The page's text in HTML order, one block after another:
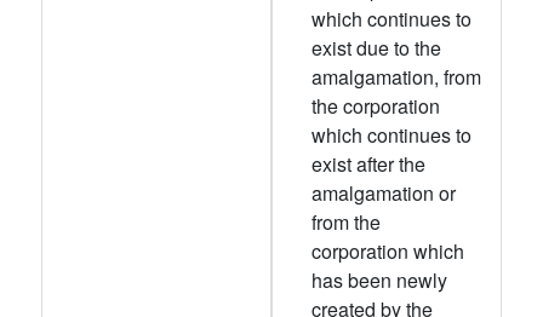
which continues to
exist due to the
amalgamation, from
the corporation
which continues to
exist after the
amalgamation or
from the
corporation which
has been newly
created by the